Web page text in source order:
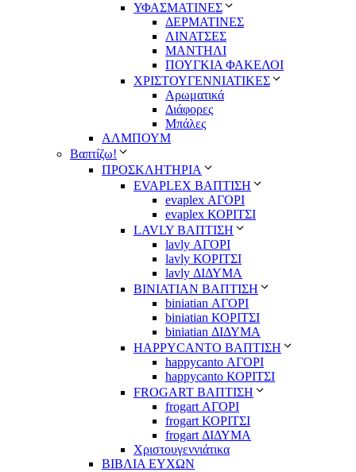
ΥΦΑΣΜΑΤΙΝΕΣ
ΔΕΡΜΑΤΙΝΕΣ
ΛΙΝΑΤΣΕΣ
ΜΑΝΤΗΛΙ
ΠΟΥΓΚΙΑ ΦΑΚΕΛΟΙ
ΧΡΙΣΤΟΥΓΕΝΝΙΑΤΙΚΕΣ
Αρωματικά
Διάφορες
Μπάλες
ΑΛΜΠΟΥΜ
Βαπτίζω!
ΠΡΟΣΚΛΗΤΗΡΙΑ
EVAPLEX ΒΑΠΤΙΣΗ
evaplex ΑΓΟΡΙ
evaplex ΚΟΡΙΤΣΙ
LAVLY ΒΑΠΤΙΣΗ
lavly ΑΓΟΡΙ
lavly ΚΟΡΙΤΣΙ
lavly ΔΙΔΥΜΑ
ΒΙΝΙΑΤΙΑΝ ΒΑΠΤΙΣΗ
biniatian ΑΓΟΡΙ
biniatian ΚΟΡΙΤΣΙ
biniatian ΔΙΔΥΜΑ
HAPPYCANTO ΒΑΠΤΙΣΗ
happycanto ΑΓΟΡΙ
happycanto ΚΟΡΙΤΣΙ
FROGART ΒΑΠΤΙΣΗ
frogart ΑΓΟΡΙ
frogart ΚΟΡΙΤΣΙ
frogart ΔΙΔΥΜΑ
Χριστουγεννιάτικα
ΒΙΒΛΙΑ ΕΥΧΩΝ